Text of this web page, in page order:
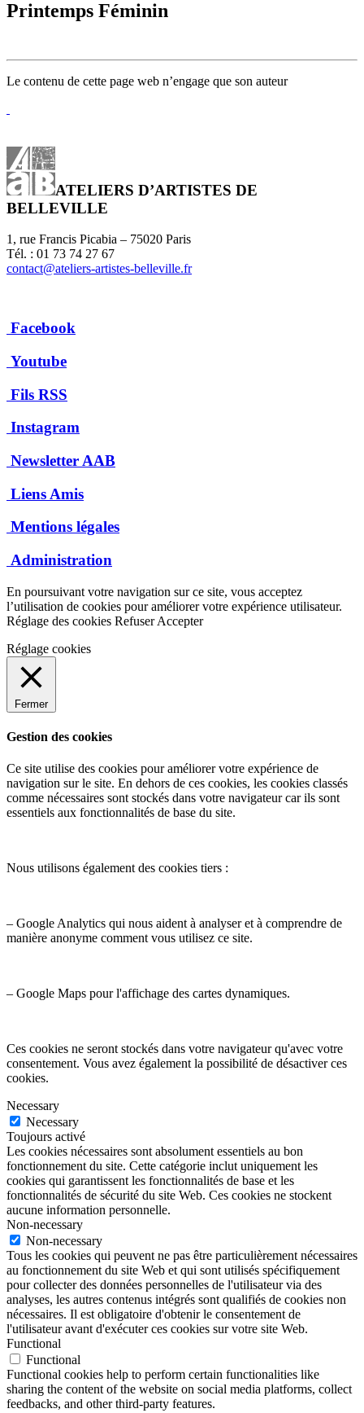
Printemps Féminin
Le contenu de cette page web n’engage que son auteur
ATELIERS D’ARTISTES DE
BELLEVILLE
1, rue Francis Picabia – 75020 Paris
Tél. : 01 73 74 27 67
contact@ateliers-artistes-belleville.fr
Facebook
Youtube
Fils RSS
Instagram
Newsletter AAB
Liens Amis
Mentions légales
Administration
En poursuivant votre navigation sur ce site, vous acceptez
l’utilisation de cookies pour améliorer votre expérience utilisateur.
Réglage des cookies Refuser Accepter
Réglage cookies
Fermer
Gestion des cookies
Ce site utilise des cookies pour améliorer votre expérience de
navigation sur le site. En dehors de ces cookies, les cookies classés
comme nécessaires sont stockés dans votre navigateur car ils sont
essentiels aux fonctionnalités de base du site.
Nous utilisons également des cookies tiers :
– Google Analytics qui nous aident à analyser et à comprendre de
manière anonyme comment vous utilisez ce site.
– Google Maps pour l'affichage des cartes dynamiques.
Ces cookies ne seront stockés dans votre navigateur qu'avec votre
consentement. Vous avez également la possibilité de désactiver ces
cookies.
Necessary
Necessary
Toujours activé
Les cookies nécessaires sont absolument essentiels au bon
fonctionnement du site. Cette catégorie inclut uniquement les
cookies qui garantissent les fonctionnalités de base et les
fonctionnalités de sécurité du site Web. Ces cookies ne stockent
aucune information personnelle.
Non-necessary
Non-necessary
Tous les cookies qui peuvent ne pas être particulièrement nécessaires
au fonctionnement du site Web et qui sont utilisés spécifiquement
pour collecter des données personnelles de l'utilisateur via des
analyses, les autres contenus intégrés sont qualifiés de cookies non
nécessaires. Il est obligatoire d'obtenir le consentement de
l'utilisateur avant d'exécuter ces cookies sur votre site Web.
Functional
Functional
Functional cookies help to perform certain functionalities like
sharing the content of the website on social media platforms, collect
feedbacks, and other third-party features.